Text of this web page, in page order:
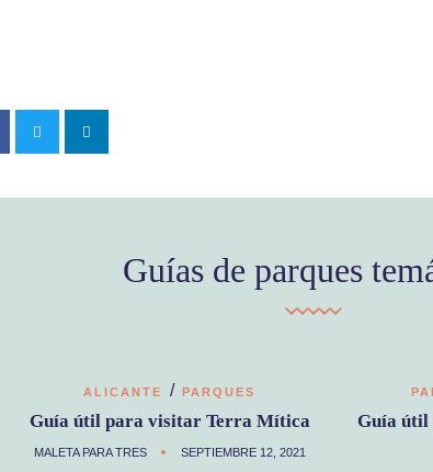
Guías de parques
ALICANTE / PARQUES
Guía útil para visitar Terra Mítica
MALETA PARA TRES SEPTIEMBRE 12, 2021
Guía útil